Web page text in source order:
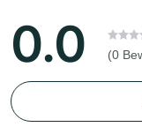
0.0 (0